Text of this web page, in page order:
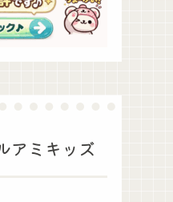
アミキッズ